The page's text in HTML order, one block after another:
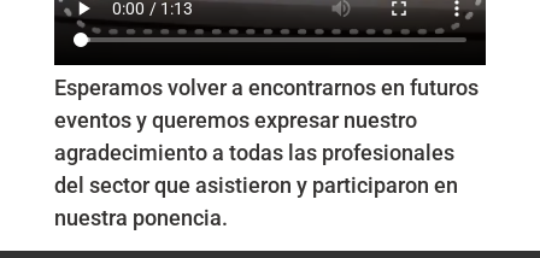
Esperamos volver a encontrarnos en futuros
eventos y queremos expresar nuestro
agradecimiento a todas las profesionales
del sector que asistieron y participaron en
nuestra ponencia.